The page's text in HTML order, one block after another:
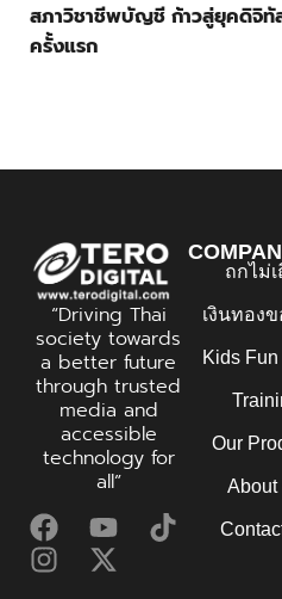
สภาวิชาชีพบัญชี ก้าวสู่ยุคดิจิทัล
ครั้งแรก
“Driving Thai
society towards
a better future
through trusted
media and
accessible
technology for
all”
ถกไม่เ
เงินทองข
Kids
Our
About